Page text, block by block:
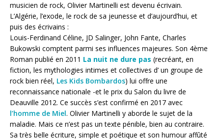
musicien de rock, Olivier Martinelli est devenu écrivain.
L’Algérie, l’exode, le rock de sa jeunesse et d’aujourd’hui, et
puis des écrivains :
Louis-Ferdinand Céline, JD Salinger, John Fante, Charles
Bukowski comptent parmi ses influences majeures. Son 4ème
Roman publié en 2011 La nuit ne dure pas (recréant, en
fiction, les mythologies intimes et collectives d’ un groupe de
rock bien réel, Les Kids Bombardos) lui offre une
reconnaissance nationale -et le prix du Salon du livre de
Deauville 2012. Ce succès s’est confirmé en 2017 avec
l’homme de Miel. Olivier Martinelli y aborde le sujet de la
maladie. Mais ce n’est pas un texte pénible, bien au contraire.
Sa très belle écriture, simple et poétique et son humour affûté